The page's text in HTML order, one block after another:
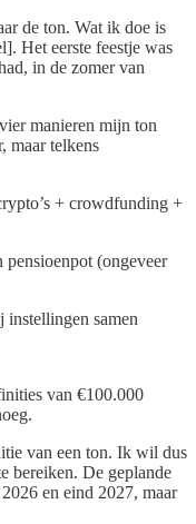
de ton. Wat ik doe is
Het eerste feestje was
in de zomer van
manieren mijn ton
maar telkens
+ crowdfunding +
(ongeveer
samen
van €100.000
van een ton. Ik wil dus
bereiken. De geplande
en eind 2027, maar